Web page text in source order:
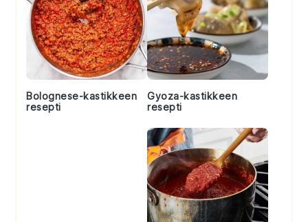
Bolognese-kastikkeen
resepti
Gyoza-kastikkeen
resepti